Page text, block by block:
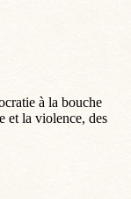
à la bouche
et la violence, des